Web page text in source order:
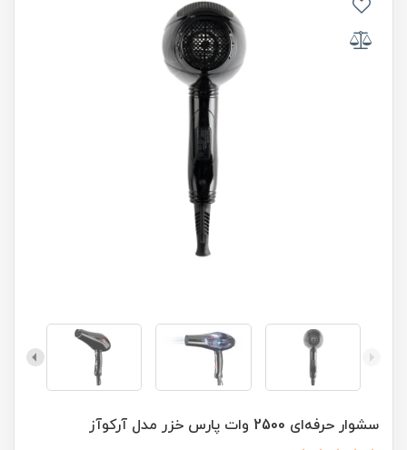
سشوار حرفه‌ای 2500 وات پارس خزر مدل آرکوآز